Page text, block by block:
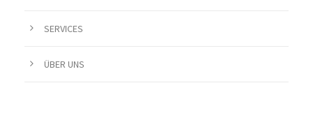
SERVICES
ÜBER UNS